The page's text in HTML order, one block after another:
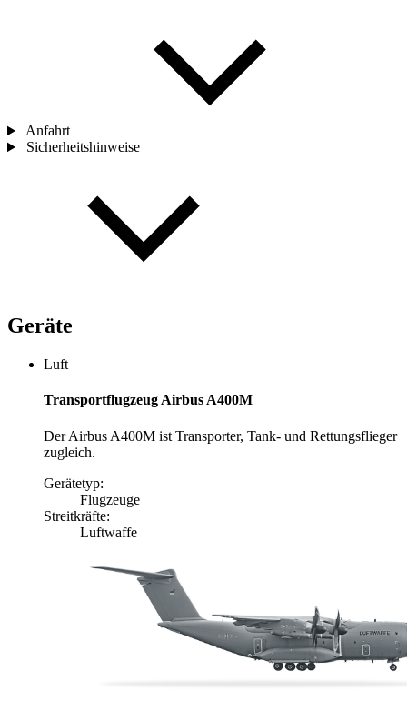
Anfahrt
Sicherheitshinweise
Geräte
Luft
Transportflugzeug Airbus A400M
Der Airbus A400M ist Transporter, Tank- und Rettungsflieger
zugleich.
Gerätetyp:
Flugzeuge
Streitkräfte:
Luftwaffe